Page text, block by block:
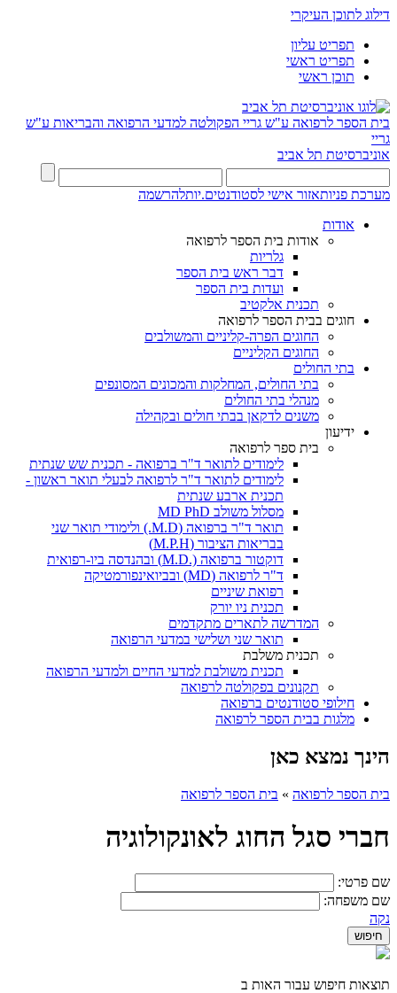
דילוג לתוכן העיקרי
תפריט עליון
תפריט ראשי
תוכן ראשי
בית הספר לרפואה ע"ש גריי הפקולטה למדעי הרפואה והבריאות ע"ש
גריי
אוניברסיטת תל אביב
מערכת פניותאזור אישי לסטודנטים.יותלהרשמה
אודות
אודות בית הספר לרפואה
גלריות
דבר ראש בית הספר
ועדות בית הספר
תכנית אלקטיב
חוגים בבית הספר לרפואה
החוגים הפרה-קליניים והמשולבים
החוגים הקליניים
בתי החולים
בתי החולים, המחלקות והמכונים המסונפים
מנהלי בתי החולים
משנים לדקאן בבתי חולים ובקהילה
ידיעון
בית ספר לרפואה
לימודים לתואר ד"ר ברפואה - תכנית שש שנתית
לימודים לתואר ד"ר לרפואה לבעלי תואר ראשון -
תכנית ארבע שנתית
מסלול משולב MD PhD
תואר ד"ר ברפואה (M.D.) ולימודי תואר שני
בבריאות הציבור (M.P.H)
דוקטור ברפואה (.M.D) ובהנדסה ביו-רפואית
ד"ר לרפואה (MD) ובביואינפורמטיקה
רפואת שיניים
תכנית ניו יורק
המדרשה לתארים מתקדמים
תואר שני ושלישי במדעי הרפואה
תכנית משלבת
תכנית משולבת למדעי החיים ולמדעי הרפואה
תקנונים בפקולטה לרפואה
חילופי סטודנטים ברפואה
מלגות בבית הספר לרפואה
הינך נמצא כאן
בית הספר לרפואה » בית הספר לרפואה
חברי סגל החוג לאונקולוגיה
שם פרטי:
שם משפחה:
נקה
תוצאות חיפוש עבור האות ב